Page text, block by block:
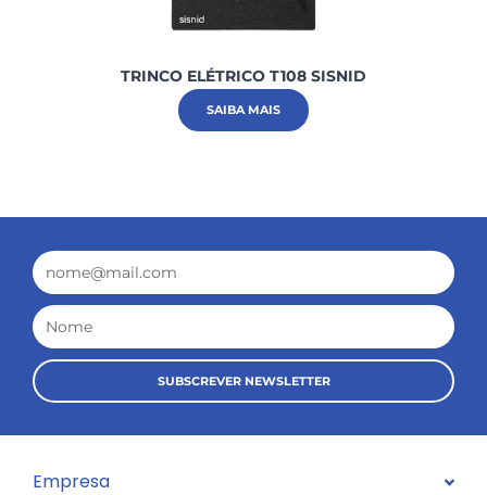
TRINCO ELÉTRICO T108 SISNID
SAIBA MAIS
Email
Nome
SUBSCREVER NEWSLETTER
Empresa